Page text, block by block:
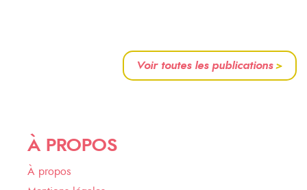
Voir toutes les publications>
À PROPOS
À propos